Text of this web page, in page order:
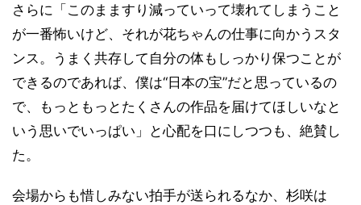
さらに「このまますり減っていって壊れてしまうこと
が一番怖いけど、それが花ちゃんの仕事に向かうスタ
ンス。うまく共存して自分の体もしっかり保つことが
できるのであれば、僕は“日本の宝”だと思っているの
で、もっともっとたくさんの作品を届けてほしいなと
いう思いでいっぱい」と心配を口にしつつも、絶賛し
た。
会場からも惜しみない拍手が送られるなか、杉咲は